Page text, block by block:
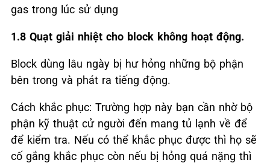
gas trong lúc sử dụng
1.8 Quạt giải nhiệt cho block không hoạt động.
Block dùng lâu ngày bị hư hỏng những bộ phận
bên trong và phát ra tiếng động.
Cách khắc phục: Trường hợp này bạn cần nhờ bộ
phận kỹ thuật cử người đến mang tủ lạnh về để
để kiểm tra. Nếu có thể khắc phục được thì họ sẽ
cố gắng khắc phục còn nếu bị hỏng quá nặng thì